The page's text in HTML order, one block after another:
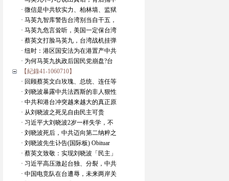
· 微信是中共软实力、柏林墙、监狱
· 马英九智库警告台湾别当自干五，
· 马英九危言耸听，美国一定保台湾
· 蔡英文打脸马英九，台湾战机挂弹
· 纽时：港区国安法为在港置产中共
· 为何马英九执政后国民党崩盘?台
【紀錄41-1060710】
· 回顾蔡英文白玫瑰、总统、连任等
· 刘晓波暴露中共法西斯的非人狠性
· 中共和港台冲突越来越大的真正原
· 从刘晓波之死见自由民主可贵
· 习近平大刘晓波2岁一样失学，不
· 刘晓波死后，中共迈向第二纳粹之
· 刘晓波先生讣告(国际板) Obituar
· 蔡英文致敬：实现刘晓波「民主」
· 习近平高压激起台独、分裂，中共
· 中国电竞队在台遭辱，未来两岸关